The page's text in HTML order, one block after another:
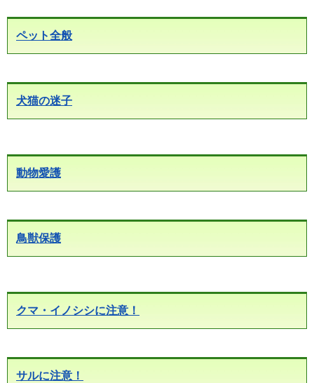
ペット全般
犬猫の迷子
動物愛護
鳥獣保護
クマ・イノシシに注意！
サルに注意！